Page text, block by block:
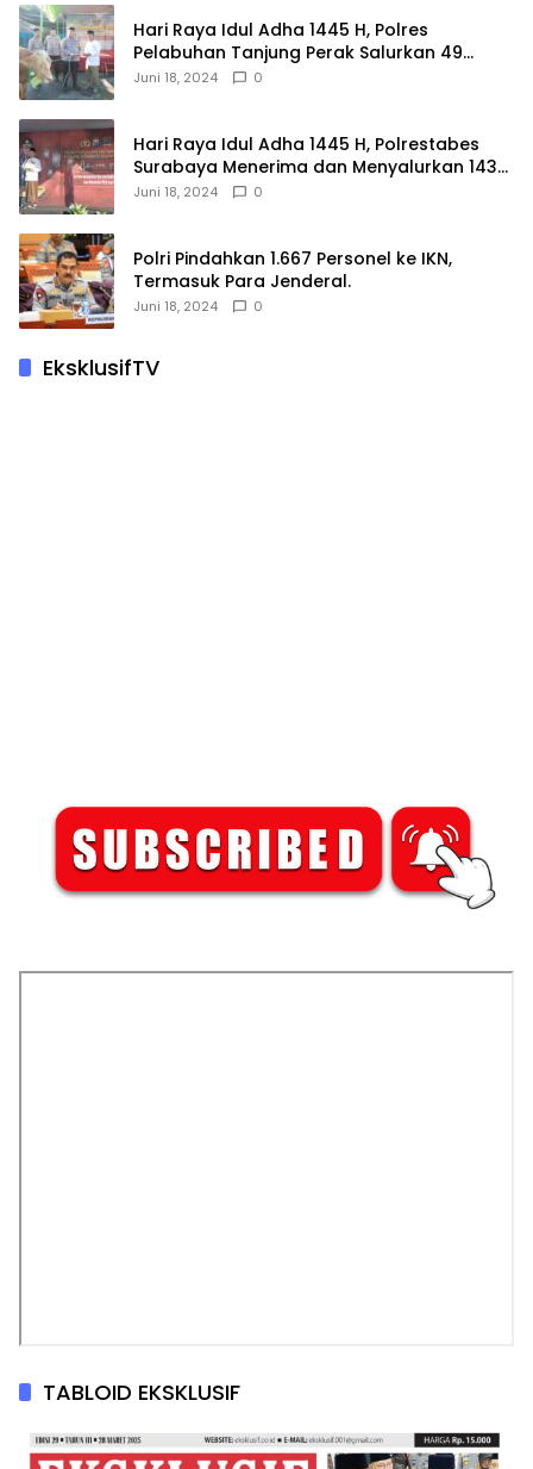
Hari Raya Idul Adha 1445 H, Polres
Pelabuhan Tanjung Perak Salurkan 49
Hewan Korban.
Juni 18, 2024 0
Hari Raya Idul Adha 1445 H, Polrestabes
Surabaya Menerima dan Menyalurkan 143
Hewan Kurban
Juni 18, 2024 0
Polri Pindahkan 1.667 Personel ke IKN,
Termasuk Para Jenderal.
Juni 18, 2024 0
EksklusifTV
TABLOID EKSKLUSIF